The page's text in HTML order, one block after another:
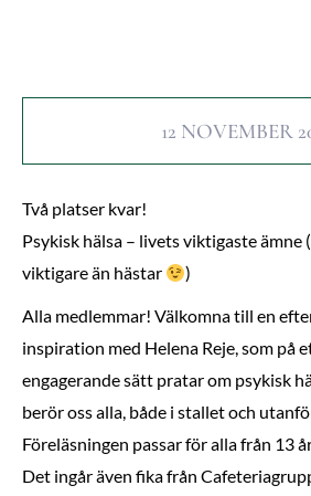
12 NOVEMBER
Två platser kvar!
Psykisk hälsa – livets viktigaste ämne
viktigare än hästar
)
Alla medlemmar! Välkomna till en
inspiration med Helena Reje, som på
engagerande sätt pratar om psykisk
berör oss alla, både i stallet och
Föreläsningen passar för alla från 13
Det ingår även fika från